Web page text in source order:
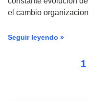
el cambio
Seguir leyendo »
1